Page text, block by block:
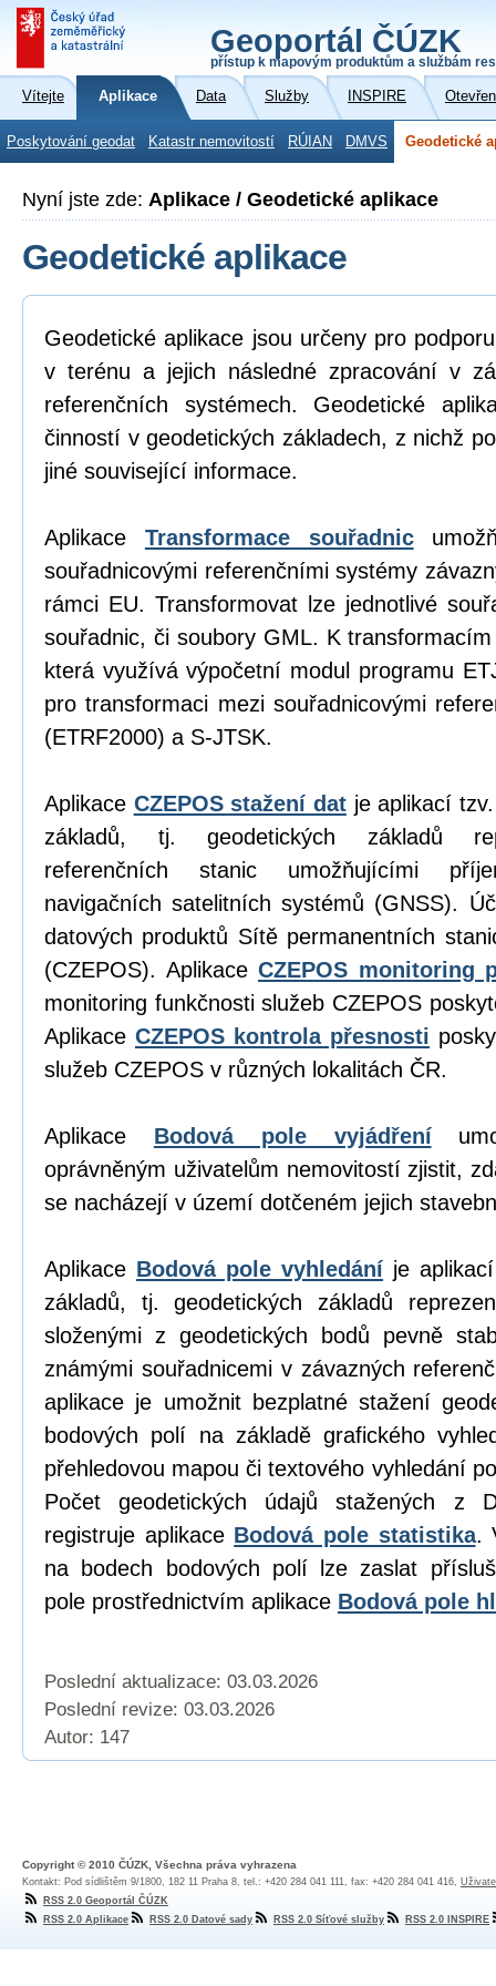
Geoportál ČÚZK
přístup k mapovým produktům a službám
Vítejte Aplikace Data Služby INSPIRE
Poskytování geodat Katastr nemovitostí RÚIAN DMVS Geodetické
Nyní jste zde: Aplikace / Geodetické aplikace
Geodetické aplikace
Geodetické aplikace jsou určeny pro
v terénu a jejich následné zpracování v
referenčních systémech. Geodetické
činností v geodetických základech, z nichž
jiné související informace.
Aplikace Transformace souřadnic
souřadnicovými referenčními systémy
rámci EU. Transformovat lze jednotlivé
souřadnic, či soubory GML. K
která využívá výpočetní modul programu
pro transformaci mezi souřadnicovými
(ETRF2000) a S-JTSK.
Aplikace CZEPOS stažení datje aplikací
základů, tj. geodetických základů
referenčních stanic umožňujícími
navigačních satelitních systémů (GNSS).
datových produktů Sítě permanentních
(CZEPOS). Aplikace CZEPOS monitoring
monitoring funkčnosti služeb CZEPOS
Aplikace CZEPOS kontrola přesnosti
služeb CZEPOS v různých lokalitách ČR.
Aplikace Bodová pole vyjádření
oprávněným uživatelům nemovitostí zjistit,
se nacházejí v území dotčeném jejich
Aplikace Bodová pole vyhledání je
základů, tj. geodetických základů
složenými z geodetických bodů pevně
známými souřadnicemi v závazných
aplikace je umožnit bezplatné stažení
bodových polí na základě grafického
přehledovou mapou či textového vyhledání
Počet geodetických údajů stažených z
registruje aplikace Bodová pole statistika.
na bodech bodových polí lze zaslat
pole prostřednictvím aplikace Bodová pole
Poslední aktualizace: 03.03.2026
Poslední revize: 03.03.2026
Autor: 147
Copyright © 2010 ČÚZK, Všechna práva vyhrazena
Kontakt: Pod sídlištěm 9/1800, 182 11 Praha 8, tel.: +420 284 041 111, fax: +420 284 041 416,
RSS 2.0 Geoportál ČÚZK
RSS 2.0 Aplikace
RSS 2.0 Datové sady RSS 2.0 Síťové služby RSS 2.0 INSPIRE